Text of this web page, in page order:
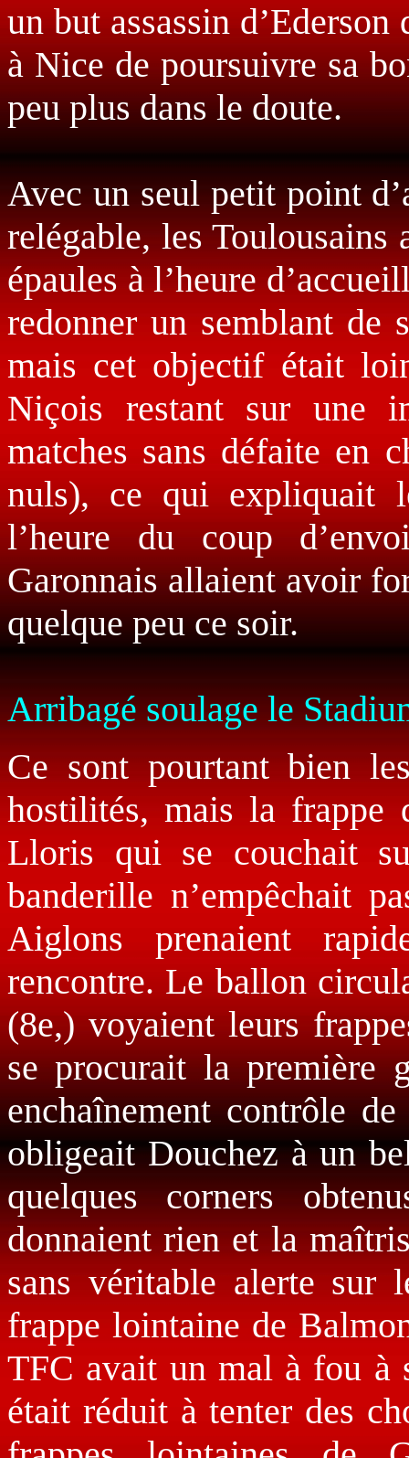
un but assassin
à Nice de poursuivre sa
peu plus dans le doute.
Avec un seul petit point
relégable, les Toulousains
épaules à l’heure
redonner un semblant de
mais cet objectif était
Niçois restant sur une
matches sans défaite en
nuls), ce qui expliquait
l’heure du coup
Garonnais allaient avoir
quelque peu ce soir.
Arribagé soulage le
Ce sont pourtant bien
hostilités, mais la frappe
Lloris qui se couchait
banderille n’empêchait
Aiglons prenaient
rencontre. Le ballon
(8e,) voyaient leurs
se procurait la première
enchaînement contrôle
obligeait Douchez à un
quelques corners
donnaient rien et la
sans véritable alerte sur
frappe lointaine de
TFC avait un mal à fou à
était réduit à tenter des